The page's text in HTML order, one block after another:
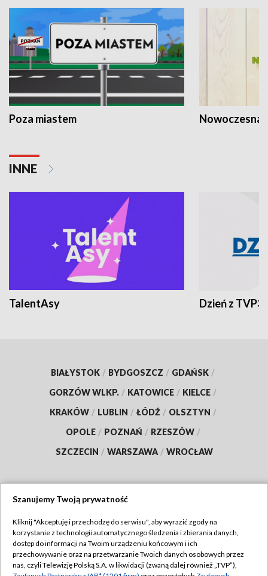
Poza miastem Nowoczesna
INNE
TalentAsy Dzień z TVP3
BIAŁYSTOK / BYDGOSZCZ / GDAŃSK /
GORZÓW WLKP. / KATOWICE / KIELCE /
KRAKÓW / LUBLIN / ŁÓDŹ / OLSZTYN /
OPOLE / POZNAŃ / RZESZÓW /
SZCZECIN / WARSZAWA / WROCŁAW
TVP
Abonament TVP
Regulamin TVP
Szanujemy Twoją prywatność
Kliknij "Akceptuję i przechodzę do serwisu", aby wyrazić zgody na
korzystanie z technologii automatycznego śledzenia i zbierania danych,
dostęp do informacji na Twoim urządzeniu końcowym i ich
przechowywanie oraz na przetwarzanie Twoich danych osobowych przez
nas, czyli Telewizję Polską S.A. w likwidacji (zwaną dalej również „TVP”),